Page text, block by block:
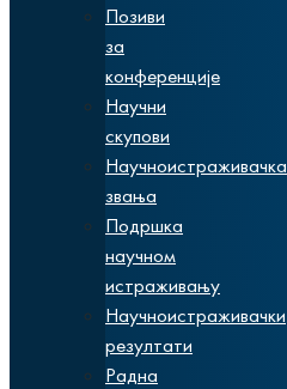
Позиви
за
конференције
Научни
скупови
Научноистраживачка
звања
Подршка
научном
истраживању
Научноистраживачки
резултати
Радна